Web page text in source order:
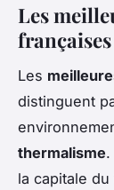
Les
françaises
Les
distinguent
thermalisme.
la capitale